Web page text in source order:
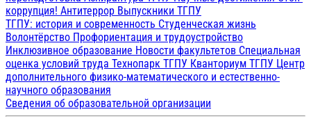
коррупция! Антитеррор Выпускники ТГПУ
ТГПУ: история и современность Студенческая жизнь
Волонтёрство Профориентация и трудоустройство
Инклюзивное образование Новости факультетов Специальная
оценка условий труда Технопарк ТГПУ Кванториум ТГПУ Центр
дополнительного физико-математического и естественно-
научного образования
Сведения об образовательной организации